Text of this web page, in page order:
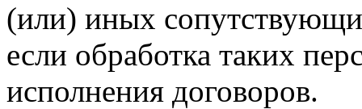
(или) иных
если обработка таких
исполнения договоров.